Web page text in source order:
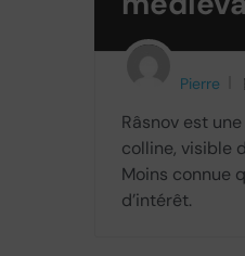
Pierre
Râsnov est
colline, visible
Moins connue
d’intérêt.